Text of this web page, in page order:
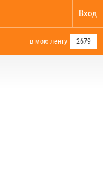
Вход
в мою ленту 2679